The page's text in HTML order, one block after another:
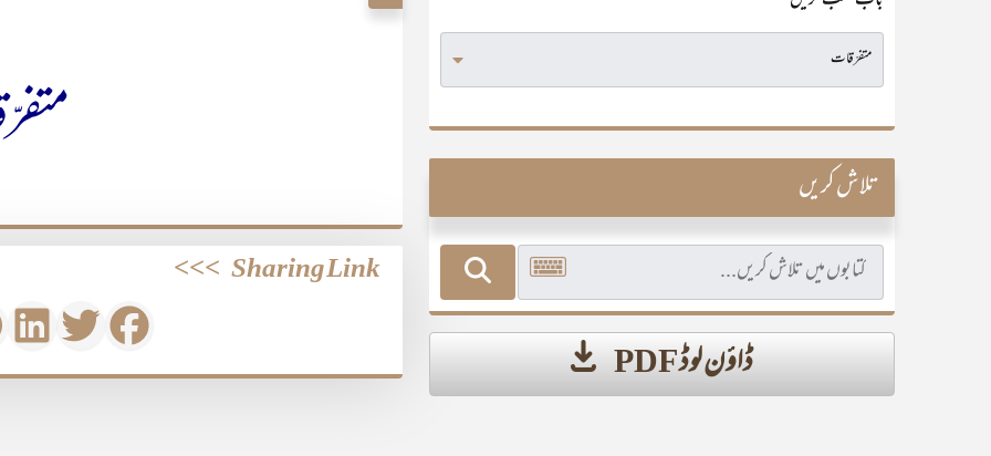
Sharing Link
>>>
تلاش کریں
ڈاؤن لوڈ PDF